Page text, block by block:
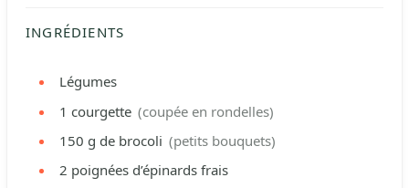
INGRÉDIENTS
Légumes
1 courgette (coupée en rondelles)
150 g de brocoli (petits bouquets)
2 poignées d’épinards frais